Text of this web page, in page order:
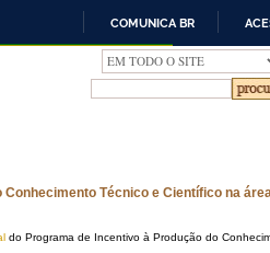
IR
PARA
O
CONTEÚDO
COMUNICA BR
Técnico e Científico na
do Programa de Incentivo à Produção do